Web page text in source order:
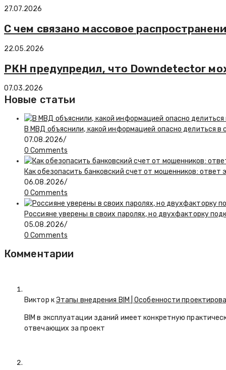
27.07.2026
С чем связано массовое
22.05.2026
РКН предупредил, что Downdetector
07.03.2026
Новые статьи
В МВД объяснили, какой информацией опасно делиться в
07.08.2026/
0 Comments
Как обезопасить банковский счет от мошенников: ответ
06.08.2026/
0 Comments
Россияне уверены в своих паролях, но двухфакторку
05.08.2026/
0 Comments
Комментарии
Виктор кЭтапы внедрения BIM | Особенности
BIM в эксплуатации зданий имеет конкретную
отвечающих за проект